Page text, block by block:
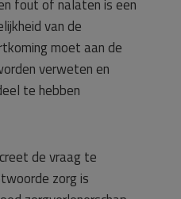
fout of nalaten is een
van de
moet aan de
verweten en
te hebben
de vraag te
zorg is